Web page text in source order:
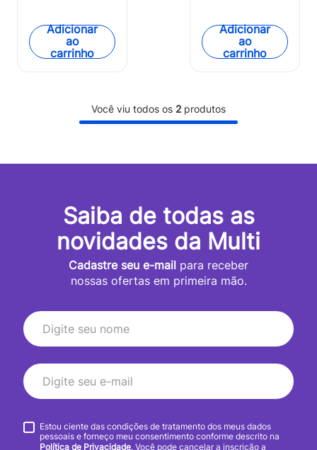
Adicionar
ao
carrinho
Adicionar
ao
carrinho
Você viu todos os 2 produtos
Saiba de todas as
novidades da Multi
Cadastre seu e-mail para receber
nossas ofertas em primeira mão.
Estou ciente das condições de tratamento dos meus dados
pessoais e forneço meu consentimento conforme descrito na
Política de Privacidade. Você pode cancelar a inscrição a